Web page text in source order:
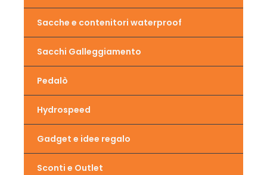
Sacche e contenitori waterproof
Sacchi Galleggiamento
Pedalò
Hydrospeed
Gadget e idee regalo
Sconti e Outlet